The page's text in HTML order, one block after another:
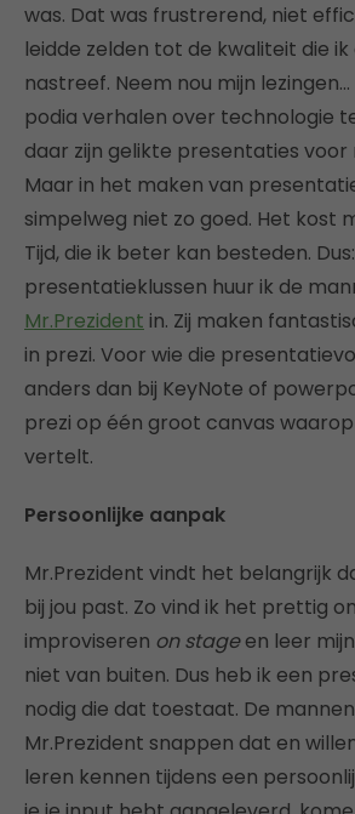
was. Dat was frustrerend, niet
leidde zelden tot de kwaliteit die
nastreef. Neem nou mijn
podia verhalen over technologie
daar zijn gelikte presentaties voor
Maar in het maken van
simpelweg niet zo goed. Het kost
Tijd, die ik beter kan besteden.
presentatieklussen huur ik de
Mr.Prezident in. Zij maken
in prezi. Voor wie die
anders dan bij KeyNote of
prezi op één groot canvas
vertelt.
Persoonlijke aanpak
Mr.Prezident vindt het belangrijk
bij jou past. Zo vind ik het prettig
improviseren on stageen leer
niet van buiten. Dus heb ik een
nodig die dat toestaat. De
Mr.Prezident snappen dat en
leren kennen tijdens een